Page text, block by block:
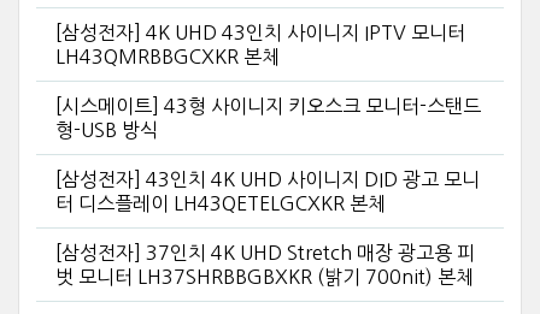
[삼성전자] 4K UHD 43인치 사이니지 IPTV 모니터
LH43QMRBBGCXKR 본체
[시스메이트] 43형 사이니지 키오스크 모니터-스탠드
형-USB 방식
[삼성전자] 43인치 4K UHD 사이니지 DID 광고 모니
터 디스플레이 LH43QETELGCXKR 본체
[삼성전자] 37인치 4K UHD Stretch 매장 광고용 피
벗 모니터 LH37SHRBBGBXKR (밝기 700nit) 본체